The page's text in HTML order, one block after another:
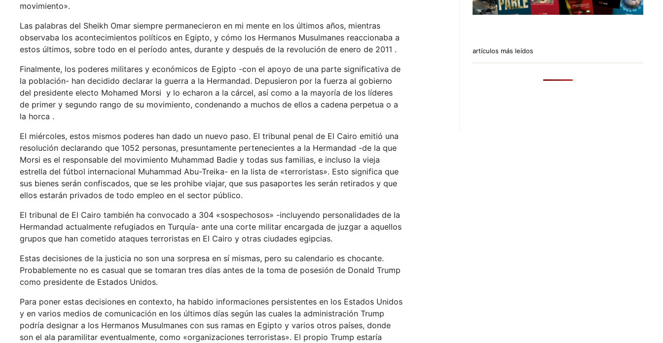
movimiento».
Las palabras del Sheikh Omar siempre permanecieron en mi mente en los últimos años, mientras
observaba los acontecimientos políticos en Egipto, y cómo los Hermanos Musulmanes reaccionaba a
estos últimos, sobre todo en el período antes, durante y después de la revolución de enero de 2011 .
Finalmente, los poderes militares y económicos de Egipto -con el apoyo de una parte significativa de
la población- han decidido declarar la guerra a la Hermandad. Depusieron por la fuerza al gobierno
del presidente electo Mohamed Morsi y lo echaron a la cárcel, así como a la mayoría de los líderes
de primer y segundo rango de su movimiento, condenando a muchos de ellos a cadena perpetua o a
la horca .
El miércoles, estos mismos poderes han dado un nuevo paso. El tribunal penal de El Cairo emitió una
resolución declarando que 1052 personas, presuntamente pertenecientes a la Hermandad -de la que
Morsi es el responsable del movimiento Muhammad Badie y todas sus familias, e incluso la vieja
estrella del fútbol internacional Muhammad Abu-Treika- en la lista de «terroristas». Esto significa que
sus bienes serán confiscados, que se les prohibe viajar, que sus pasaportes les serán retirados y que
ellos estarán privados de todo empleo en el sector público.
El tribunal de El Cairo también ha convocado a 304 «sospechosos» -incluyendo personalidades de la
Hermandad actualmente refugiados en Turquía- ante una corte militar encargada de juzgar a aquellos
grupos que han cometido ataques terroristas en El Cairo y otras ciudades egipcias.
Estas decisiones de la justicia no son una sorpresa en sí mismas, pero su calendario es chocante.
Probablemente no es casual que se tomaran tres días antes de la toma de posesión de Donald Trump
como presidente de Estados Unidos.
Para poner estas decisiones en contexto, ha habido informaciones persistentes en los Estados Unidos
y en varios medios de comunicación en los últimos días según las cuales la administración Trump
podría designar a los Hermanos Musulmanes con sus ramas en Egipto y varios otros países, donde
son el ala paramilitar eventualmente, como «organizaciones terroristas». El propio Trump estaría
artículos más leídos